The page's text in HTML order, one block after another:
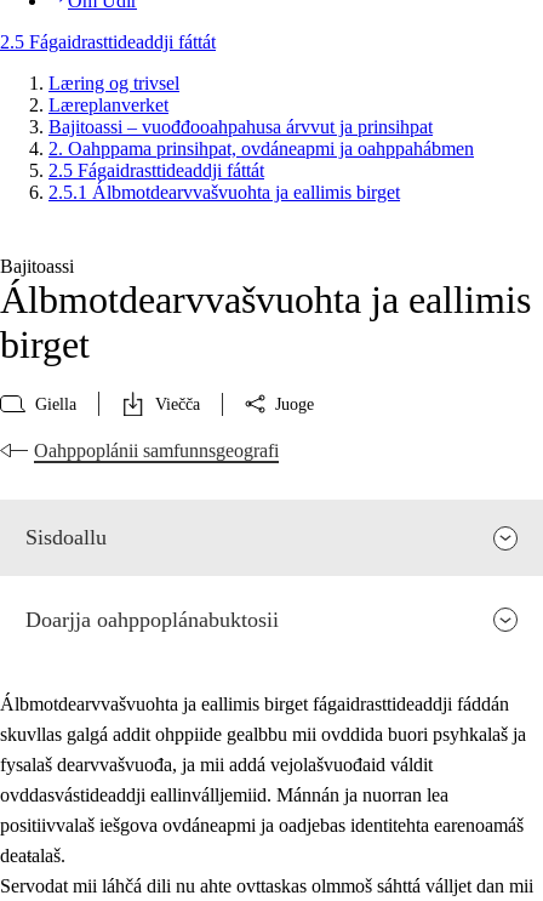
2.5 Fágaidrasttideaddji fáttát
Læring og trivsel
Læreplanverket
Bajitoassi – vuođđooahpahusa árvvut ja prinsihpat
2. Oahppama prinsihpat, ovdáneapmi ja oahppahábmen
2.5 Fágaidrasttideaddji fáttát
2.5.1 Álbmotdearvvašvuohta ja eallimis birget
Bajitoassi
Álbmotdearvvašvuohta ja eallimis
birget
Giella Viečča Juoge
Oahppoplánii samfunnsgeografi
Sisdoallu
Doarjja oahppoplánabuktosii
Álbmotdearvvašvuohta ja eallimis birget fágaidrasttideaddji fáddán
skuvllas galgá addit ohppiide gealbbu mii ovddida buori psyhkalaš ja
fysalaš dearvvašvuođa, ja mii addá vejolašvuođaid váldit
ovddasvástideaddji eallinválljemiid. Mánnán ja nuorran lea
positiivvalaš iešgova ovdáneapmi ja oadjebas identitehta earenoamáš
deaŧalaš.
Servodat mii láhčá dili nu ahte ovttaskas olmmoš sáhttá válljet dan mii